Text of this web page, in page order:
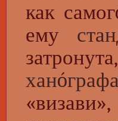
как
ему
ханóграфа